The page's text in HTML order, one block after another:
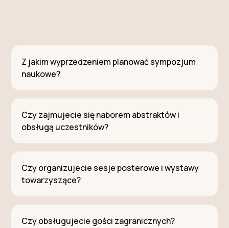
Z jakim wyprzedzeniem planować sympozjum
naukowe?
Czy zajmujecie się naborem abstraktów i
obsługą uczestników?
Czy organizujecie sesje posterowe i wystawy
towarzyszące?
Czy obsługujecie gości zagranicznych?